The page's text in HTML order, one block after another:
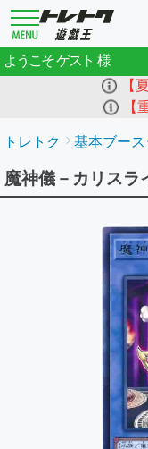
ようこそゲスト
【
【
トレトク 基本ブー
魔神儀－カリスラ